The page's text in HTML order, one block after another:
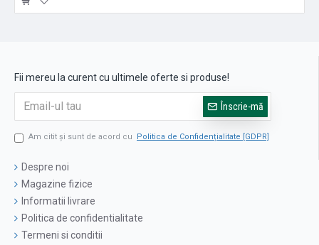
Fii mereu la curent cu ultimele oferte si produse!
Înscrie-mă
Am citit şi sunt de acord cu Politica de Confidențialitate [GDPR]
Despre noi
Magazine fizice
Informatii livrare
Politica de confidentialitate
Termeni si conditii